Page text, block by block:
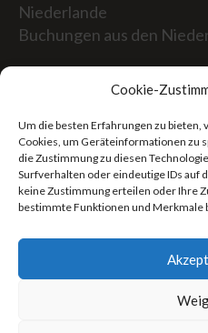
Cookie-
Um die besten Erfahrungen zu
Cookies, um Geräteinformationen zu
die Zustimmung zu diesen
Surfverhalten oder eindeutige IDs auf
keine Zustimmung erteilen oder Ihre
bestimmte Funktionen und Merkmale
Niederlande
Buchungen aus den
06-19117004
der Niederlande)
+31 (0)619117004
E-Mail: